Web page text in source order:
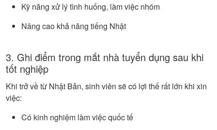
Kỹ năng xử lý tình huống, làm việc nhóm
Nâng cao khả năng tiếng Nhật
3. Ghi điểm trong mắt nhà tuyển dụng sau khi
tốt nghiệp
Khi trở về từ Nhật Bản, sinh viên sẽ có lợi thế rất lớn khi xin
việc:
Có kinh nghiệm làm việc quốc tế